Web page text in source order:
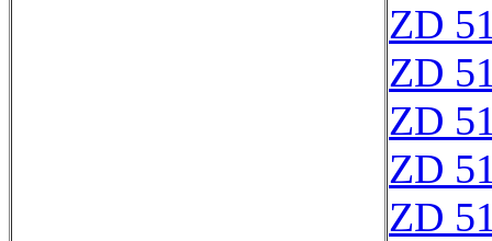
ZD
ZD
ZD
ZD
ZD